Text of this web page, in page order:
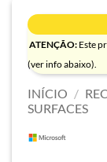
ATENÇÃO: Este
(ver info abaixo).
INÍCIO /
SURFACES